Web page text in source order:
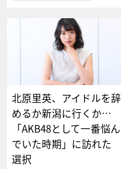
北原里英、アイドルを辞
めるか新潟に行くか…
「AKB48として一番悩ん
でいた時期」に訪れた
選択